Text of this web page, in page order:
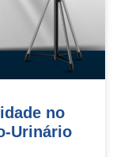
no
Urinário